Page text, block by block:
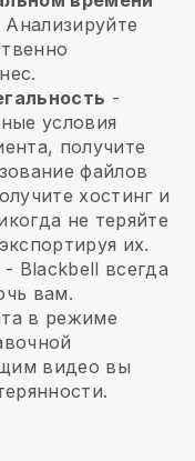
-
условия
получите
файлов
хостинг и
не теряйте
их.
- Blackbell всегда
вам.
в режиме
видео вы